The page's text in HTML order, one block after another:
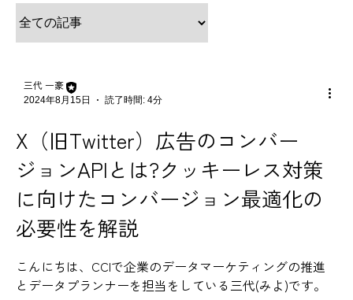
三代 一豪
2024年8月15日 読了時間: 4分
X（旧Twitter）広告のコンバー
ジョンAPIとは?クッキーレス対策
に向けたコンバージョン最適化の
必要性を解説
こんにちは、CCIで企業のデータマーケティングの推進
とデータプランナーを担当をしている三代(みよ)です。